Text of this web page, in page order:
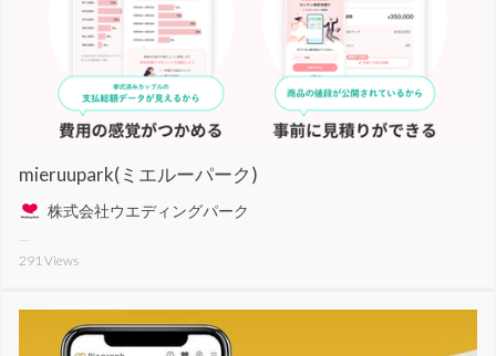
mieruupark(ミエルーパーク)
株式会社ウエディングパーク
291 Views